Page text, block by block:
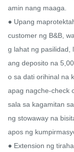
amin nang maaga.
● Upang
customer ng B&B,
g lahat ng pasilidad,
ang deposito na
o sa dati orihinal na
apag nagche-check
sala sa kagamitan
ng stowaway na
apos ng
● Extension ng